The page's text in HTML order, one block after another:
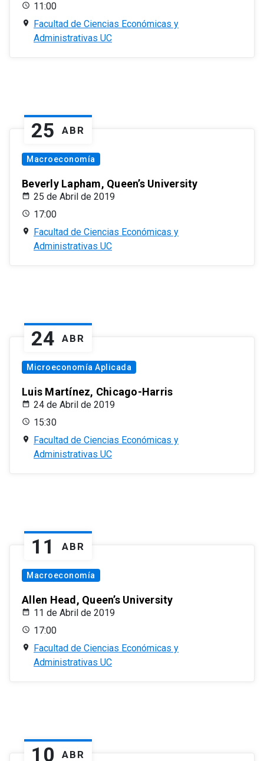
11:00
Facultad de Ciencias Económicas y
Administrativas UC
25 ABR
Macroeconomía
Beverly Lapham, Queen’s University
25 de Abril de 2019
17:00
Facultad de Ciencias Económicas y
Administrativas UC
24 ABR
Microeconomía Aplicada
Luis Martínez, Chicago-Harris
24 de Abril de 2019
15:30
Facultad de Ciencias Económicas y
Administrativas UC
11 ABR
Macroeconomía
Allen Head, Queen’s University
11 de Abril de 2019
17:00
Facultad de Ciencias Económicas y
Administrativas UC
10 ABR